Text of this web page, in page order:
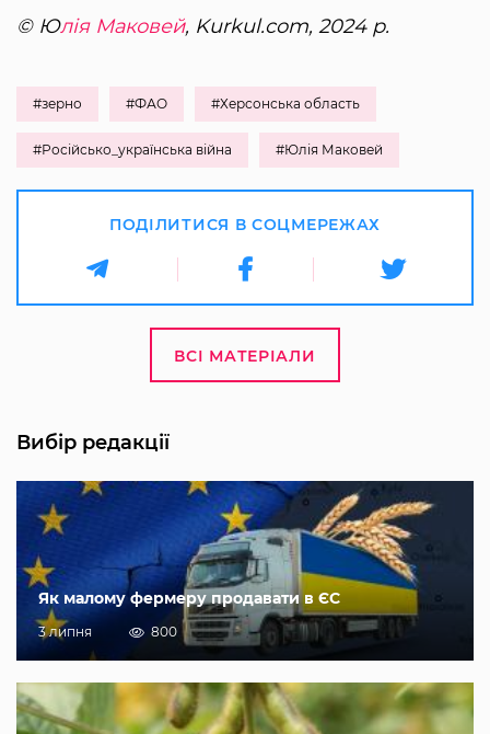
© Юлія Маковей, Kurkul.com, 2024 р.
#зерно #ФАО #Херсонська область
#Російсько_українська війна #Юлія Маковей
ПОДІЛИТИСЯ В СОЦМЕРЕЖАХ
ВСІ МАТЕРІАЛИ
Вибір редакції
Як малому фермеру продавати в ЄС
3 липня 800